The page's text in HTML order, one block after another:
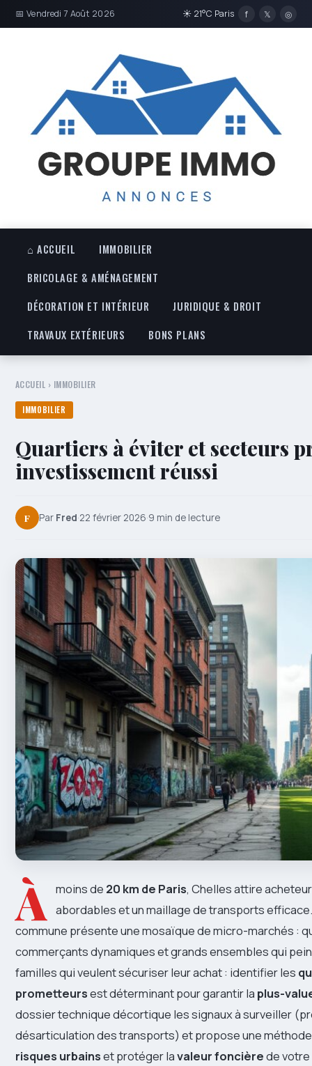
📅 Vendredi 7 Août 2026 ☀ 21°C Paris f 𝕏 ◎
⌂ ACCUEIL
IMMOBILIER
BRICOLAGE & AMÉNAGEMENT
DÉCORATION ET INTÉRIEUR
JURIDIQUE & DROIT
TRAVAUX EXTÉRIEURS
BONS PLANS
ACCUEIL › IMMOBILIER
IMMOBILIER
Quartiers à éviter et secteurs
investissement réussi
F Par Fred·22 février 2026·9 min de lecture
À moins de 20 km de Paris, Chelles attire
abordables et un maillage de transports
commune présente une mosaïque de micro-marchés :
commerçants dynamiques et grands ensembles qui
familles qui veulent sécuriser leur achat : identifier les
prometteursest déterminant pour garantir la plus-
dossier technique décortique les signaux à surveiller
désarticulation des transports) et propose une
risques urbainset protéger lavaleur foncièrede